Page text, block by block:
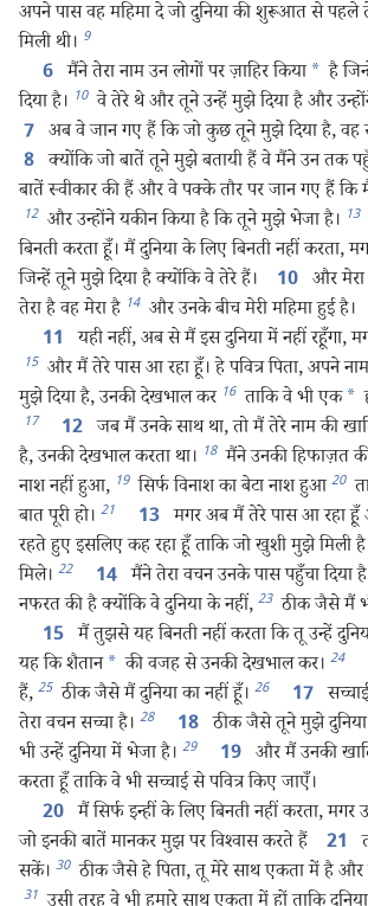
अपने पास वह महिमा दे जो दुनिया की शुरूआत से पहले
मिली थी। 9
6 मैंने तेरा नाम उन लोगों पर ज़ाहिर किया * है
दिया है। 10 वे तेरे थे और तूने उन्हें मुझे दिया है और
7 अब वे जान गए हैं कि जो कुछ तूने मुझे दिया है, वह
8 क्योंकि जो बातें तूने मुझे बतायी हैं वे मैंने उन तक
बातें स्वीकार की हैं और वे पक्के तौर पर जान गए हैं
12 और उन्होंने यकीन किया है कि तूने मुझे भेजा है। 13
बिनती करता हूँ। मैं दुनिया के लिए बिनती नहीं करता,
जिन्हें तूने मुझे दिया है क्योंकि वे तेरे हैं।
10 और
तेरा है वह मेरा है 14 और उनके बीच मेरी महिमा हुई है।
11 यही नहीं, अब से मैं इस दुनिया में नहीं रहूँगा,
15 और मैं तेरे पास आ रहा हूँ। हे पवित्र पिता, अपने
मुझे दिया है, उनकी देखभाल कर 16 ताकि वे भी एक *
17 12 जब मैं उनके साथ था, तो मैं तेरे नाम की
है, उनकी देखभाल करता था। 18 मैंने उनकी हिफाज़त
नाश नहीं हुआ, 19 सिर्फ विनाश का बेटा नाश हुआ 20
बात पूरी हो। 21 13 मगर अब मैं तेरे पास आ रहा हूँ
रहते हुए इसलिए कह रहा हूँ ताकि जो खुशी मुझे मिली है
मिले। 22 14 मैंने तेरा वचन उनके पास पहुँचा दिया
नफरत की है क्योंकि वे दुनिया के नहीं, 23 ठीक जैसे मैं
15 मैं तुझसे यह बिनती नहीं करता कि तू उन्हें
यह कि शैतान * की वजह से उनकी देखभाल कर। 24
हैं, 25 ठीक जैसे मैं दुनिया का नहीं हूँ। 26 17
तेरा वचन सच्चा है। 28 18 ठीक जैसे तूने मुझे
भी उन्हें दुनिया में भेजा है। 29 19 और मैं उनकी
करता हूँ ताकि वे भी सच्चाई से पवित्र किए जाएँ।
20 मैं सिर्फ इन्हीं के लिए बिनती नहीं करता,
जो इनकी बातें मानकर मुझ पर विश्‍वास करते हैं
21
सकें। 30 ठीक जैसे हे पिता, तू मेरे साथ एकता में है
31